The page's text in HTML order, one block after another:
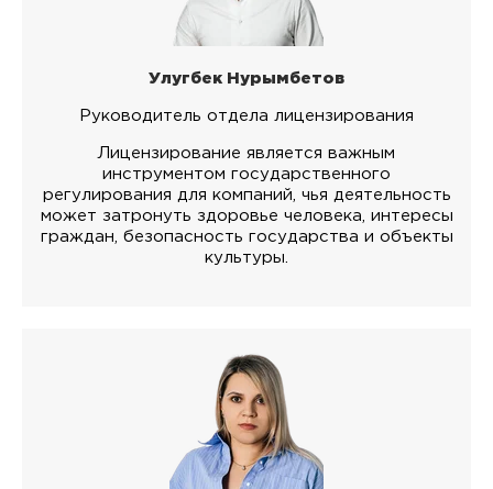
Улугбек Нурымбетов
Руководитель отдела лицензирования
Лицензирование является важным
инструментом государственного
регулирования для компаний, чья деятельность
может затронуть здоровье человека, интересы
граждан, безопасность государства и объекты
культуры.